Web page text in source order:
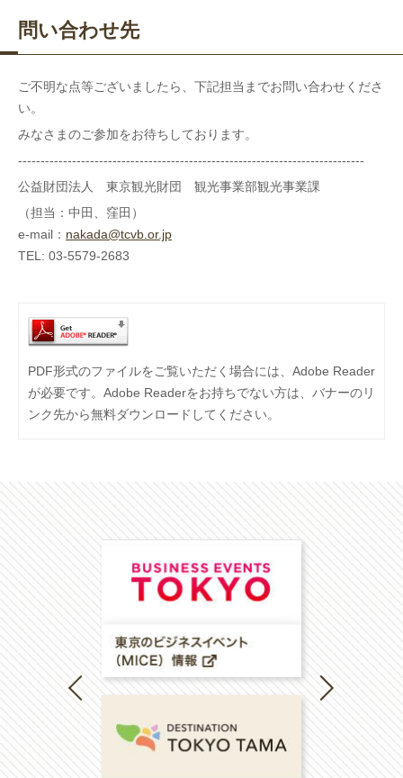
問い合わせ先
ご不明な点等ございましたら、下記担当までお問い合わせくださ
い。
みなさまのご参加をお待ちしております。
-----------------------------------------------------------------------------
公益財団法人 東京観光財団 観光事業部観光事業課
（担当：中田、窪田）
e-mail： nakada@tcvb.or.jp
TEL: 03-5579-2683
PDF形式のファイルをご覧いただく場合には、Adobe Reader
が必要です。Adobe Readerをお持ちでない方は、バナーのリ
ンク先から無料ダウンロードしてください。